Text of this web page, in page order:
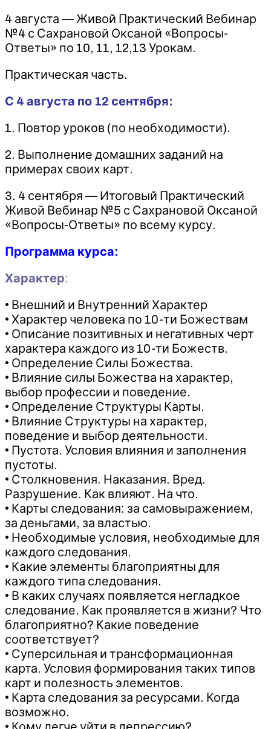
4 августа — Живой Практический Вебинар
№4 с Сахрановой Оксаной «Вопросы-
Ответы» по 10, 11, 12,13 Урокам.
Практическая часть.
С 4 августа по 12 сентября:
1. Повтор уроков (по необходимости).
2. Выполнение домашних заданий на
примерах своих карт.
3. 4 сентября — Итоговый Практический
Живой Вебинар №5 с Сахрановой Оксаной
«Вопросы-Ответы» по всему курсу.
Программа курса:
Характер:
• Внешний и Внутренний Характер
• Характер человека по 10-ти Божествам
• Описание позитивных и негативных черт
характера каждого из 10-ти Божеств.
• Определение Силы Божества.
• Влияние силы Божества на характер,
выбор профессии и поведение.
• Определение Структуры Карты.
• Влияние Структуры на характер,
поведение и выбор деятельности.
• Пустота. Условия влияния и заполнения
пустоты.
• Столкновения. Наказания. Вред.
Разрушение. Как влияют. На что.
• Карты следования: за самовыражением,
за деньгами, за властью.
• Необходимые условия, необходимые для
каждого следования.
• Какие элементы благоприятны для
каждого типа следования.
• В каких случаях появляется негладкое
следование. Как проявляется в жизни? Что
благоприятно? Какие поведение
соответствует?
• Суперсильная и трансформационная
карта. Условия формирования таких типов
карт и полезность элементов.
• Карта следования за ресурсами. Когда
возможно.